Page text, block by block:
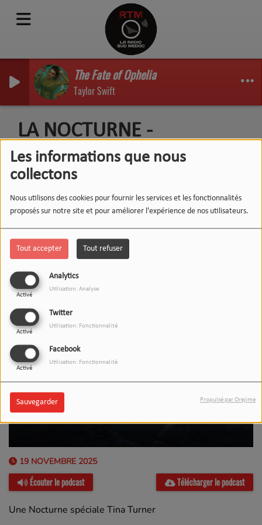
Les informations que nous
collectons
Nous utilisons des cookies pour fournir les services et les fonctionnalités
proposés sur notre site et pour améliorer l'expérience de nos utilisateurs.
Tout accepter Tout refuser
Analytics
Activé
Utilisation: Analyse
Twitter
Activé
Utilisation: Fonctionnalité
Facebook
Activé
Utilisation: Fonctionnalité
Sauvegarder Propulsé par Orejime
The Fate of Ophelia
Taylor Swift
LA NOCTURNE -
19/11/2025
19 NOVEMBRE 2025
Écouter le podcast Télécharger le podcast
Une Nocturne spéciale Tina Turner